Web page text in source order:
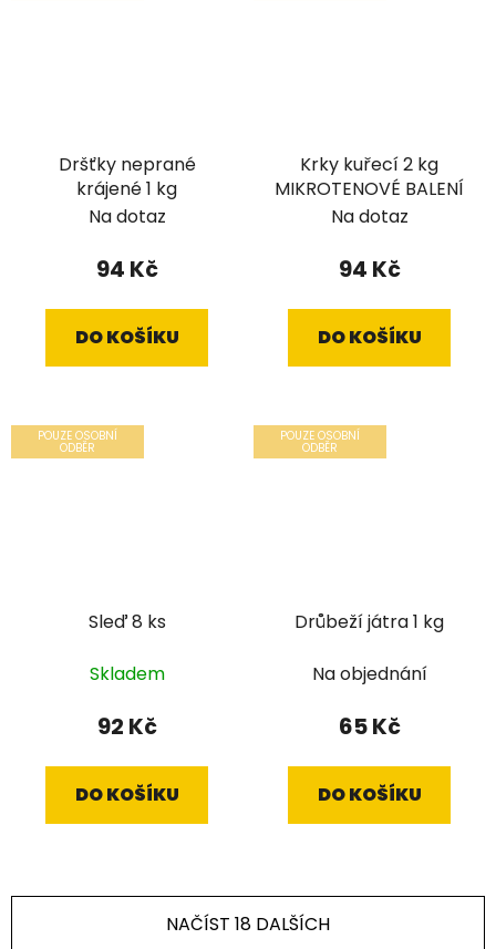
Dršťky neprané
krájené 1 kg
Na dotaz
94 Kč
DO KOŠÍKU
Krky kuřecí 2 kg
MIKROTENOVÉ BALENÍ
Na dotaz
94 Kč
DO KOŠÍKU
POUZE OSOBNÍ
ODBĚR
Sleď 8 ks
Skladem
92 Kč
DO KOŠÍKU
POUZE OSOBNÍ
ODBĚR
Drůbeží játra 1 kg
Na objednání
65 Kč
DO KOŠÍKU
NAČÍST 18 DALŠÍCH